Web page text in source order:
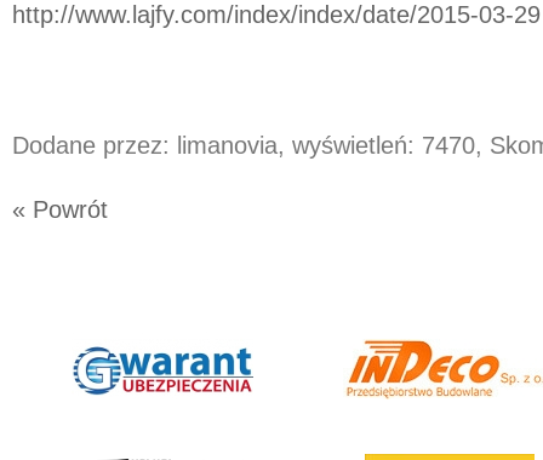
http://www.lajfy.com/index/index/date/2015-03-29
Dodane przez: limanovia, wyświetleń: 7470,
« Powrót